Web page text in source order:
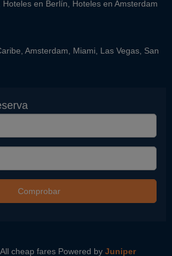
Hoteles en Berlín Hoteles en Amsterdam
Amsterdam Miami Las Vegas San
Comprobar
cheap fares Powered by Juniper